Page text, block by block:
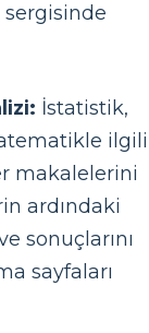
İstatistik,
ilgili
makalelerini
ardındaki
sonuçlarını
sayfaları